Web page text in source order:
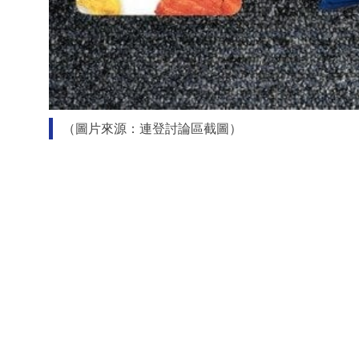
（圖片來源：連登討論區截圖）